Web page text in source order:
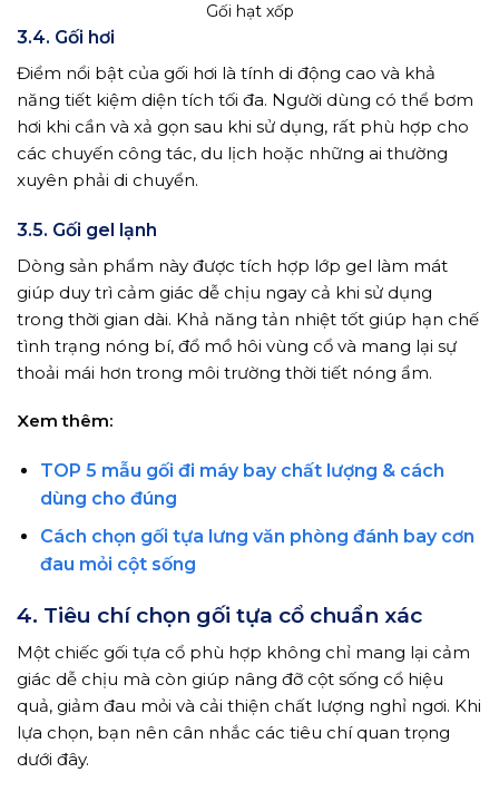
Gối hạt xốp
3.4. Gối hơi
Điểm nổi bật của gối hơi là tính di động cao và khả
năng tiết kiệm diện tích tối đa. Người dùng có thể bơm
hơi khi cần và xả gọn sau khi sử dụng, rất phù hợp cho
các chuyến công tác, du lịch hoặc những ai thường
xuyên phải di chuyển.
3.5. Gối gel lạnh
Dòng sản phẩm này được tích hợp lớp gel làm mát
giúp duy trì cảm giác dễ chịu ngay cả khi sử dụng
trong thời gian dài. Khả năng tản nhiệt tốt giúp hạn chế
tình trạng nóng bí, đổ mồ hôi vùng cổ và mang lại sự
thoải mái hơn trong môi trường thời tiết nóng ẩm.
Xem thêm:
TOP 5 mẫu gối đi máy bay chất lượng & cách
dùng cho đúng
Cách chọn gối tựa lưng văn phòng đánh bay cơn
đau mỏi cột sống
4. Tiêu chí chọn gối tựa cổ chuẩn xác
Một chiếc gối tựa cổ phù hợp không chỉ mang lại cảm
giác dễ chịu mà còn giúp nâng đỡ cột sống cổ hiệu
quả, giảm đau mỏi và cải thiện chất lượng nghỉ ngơi. Khi
lựa chọn, bạn nên cân nhắc các tiêu chí quan trọng
dưới đây.